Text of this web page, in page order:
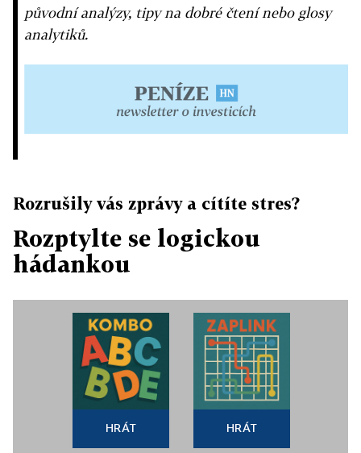
původní analýzy, tipy na dobré čtení nebo glosy
analytiků.
Rozrušily vás zprávy a cítíte stres?
Rozptylte se logickou
hádankou
HRÁT HRÁT